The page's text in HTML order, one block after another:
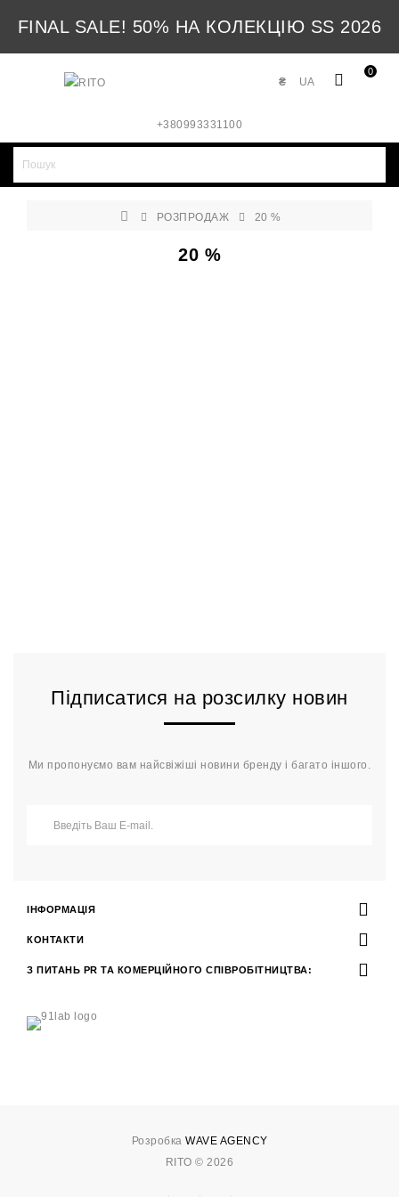
FINAL SALE! 50% НА КОЛЕКЦІЮ SS 2026
0
UA
₴
+380993331100
РОЗПРОДАЖ 20 %
20 %
Підписатися на розсилку новин
Ми пропонуємо вам найсвіжіші новини бренду і багато іншого.
ІНФОРМАЦІЯ
КОНТАКТИ
З ПИТАНЬ PR ТА КОМЕРЦІЙНОГО СПІВРОБІТНИЦТВА:
Розробка WAVE AGENCY
RITO © 2026